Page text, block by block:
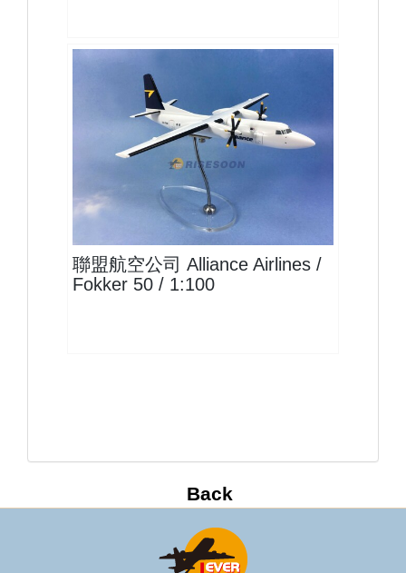
UTY10FK50P01$1800
聯盟航空公司 Alliance Airlines /
Fokker 50 / 1:100